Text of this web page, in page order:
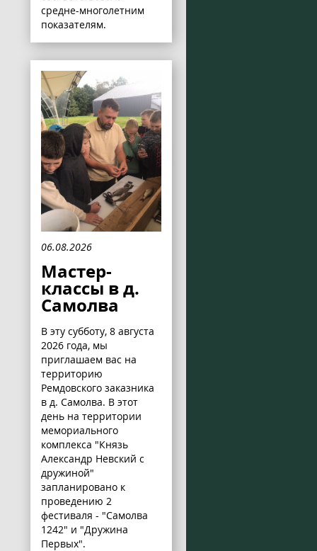
средне-многолетним
показателям.
06.08.2026
Мастер-
классы в д.
Самолва
В эту субботу, 8 августа
2026 года, мы
приглашаем вас на
территорию
Ремдовского заказника
в д. Самолва. В этот
день на территории
мемориального
комплекса "Князь
Александр Невский с
дружиной"
запланировано к
проведению 2
фестиваля - "Самолва
1242" и "Дружина
Первых".